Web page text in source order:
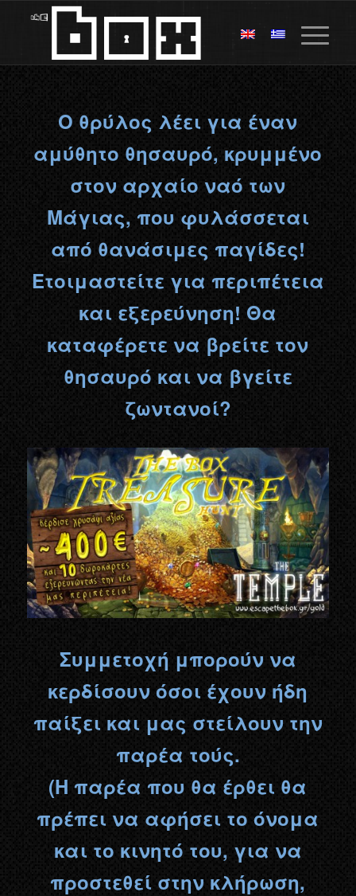
Ο θρύλος λέει για έναν
αμύθητο θησαυρό, κρυμμένο
στον αρχαίο ναό των
Μάγιας, που φυλάσσεται
από θανάσιμες παγίδες!
Ετοιμαστείτε για περιπέτεια
και εξερεύνηση! Θα
καταφέρετε να βρείτε τον
θησαυρό και να βγείτε
ζωντανοί?
Συμμετοχή μπορούν να
κερδίσουν όσοι έχουν ήδη
παίξει και μας στείλουν την
παρέα τούς.
(Η παρέα που θα έρθει θα
πρέπει να αφήσει το όνομα
και το κινητό του, για να
προστεθεί στην κλήρωση,